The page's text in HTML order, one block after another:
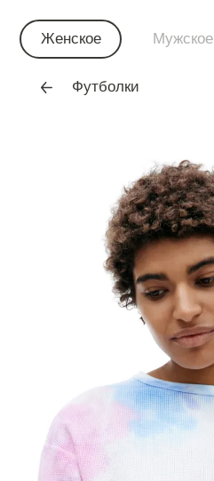
Женское Мужское
Футболки